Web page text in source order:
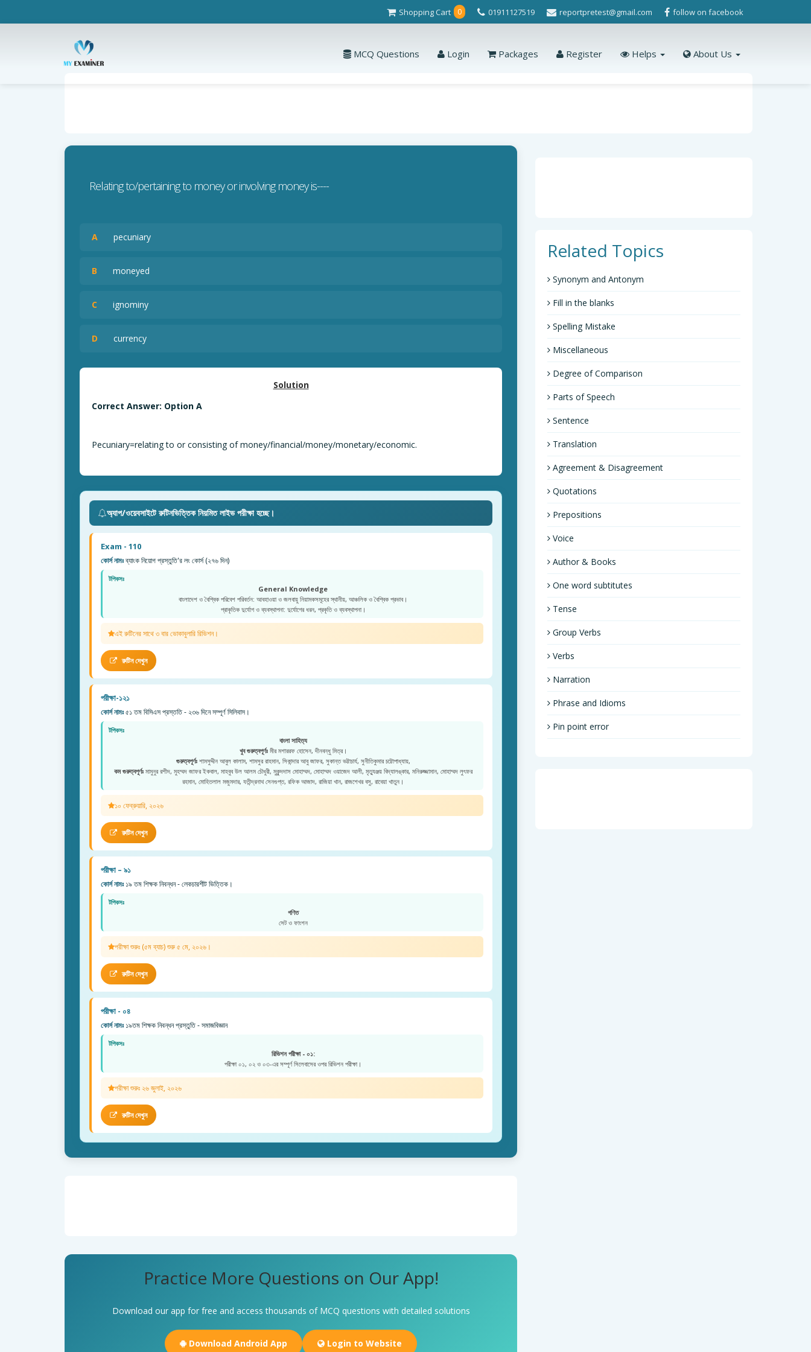
Shopping Cart 0 01911127519 reportpretest@gmail.com follow on facebook
MCQ Questions Login Packages Register Helps About Us
Relating to/pertaining to money or involving money is----
A pecuniary
B moneyed
C ignominy
D currency
Solution
Correct Answer: Option A
Pecuniary=relating to or consisting of money/financial/money/monetary/economic.
অ্যাপ/ওয়েবসাইটে রুটিনভিত্তিক নিয়মিত লাইভ পরীক্ষা হচ্ছে।
Exam - 110
কোর্স নামঃব্যাংক নিয়োগ প্রস্তুতি'র লং কোর্স (২৭৬ দিন)
টপিকসঃ
General Knowledge
বাংলাদেশ ও বৈশ্বিক পরিবেশ পরিবর্তন: আবহাওয়া ও জলবায়ু নিয়ামকসমূহের স্থানীয়, আঞ্চলিক ও বৈশ্বিক প্রভাব।
প্রাকৃতিক দুর্যোগ ও ব্যবস্থাপনা: দুর্যোগের ধরন, প্রকৃতি ও ব্যবস্থাপনা।
এই রুটিনের সাথে ৩ বার ভোকাবুলারি রিভিশন।
রুটিন দেখুন
পরীক্ষা-১২১
কোর্স নামঃ৫১ তম বিসিএস প্রস্ততি - ২৩৬ দিনে সম্পূর্ণ সিলিবাস।
টপিকসঃ
বাংলা সাহিত্য
খুব গুরুত্বপূর্ণঃমীর মশাররফ হোসেন, দীনবন্ধু মিত্র।
গুরুত্বপূর্ণঃশামসুদ্দীন আবুল কালাম, শামসুর রাহমান, সিকান্দার আবু জাফর, সুকান্ত ভট্টাচার্য, সুনীতিকুমার চট্টোপাধ্যায়,
কম গুরুত্বপূর্ণঃমামুনুর রশীদ, মুহম্মদ জাফর ইকবাল, মাহবুব উল আলম চৌধুরী, মুকুন্দদাস মোহাম্মদ, মোহাম্মদ ওয়াজেদ আলী, মৃত্যুঞ্জয় বিদ্যালঙ্কার, মনিরুজ্জামান, মোহাম্মদ লুৎফর
রহমান, মোহিতলাল মজুমদার, যতীন্দ্রনাথ সেনগুপ্ত, রফিক আজাদ, রাজিয়া খান, রাজশেখর বসু, রাবেয়া খাতুন।
১০ ফেব্রুয়ারি, ২০২৬
রুটিন দেখুন
পরীক্ষা – ৯১
কোর্স নামঃ১৯ তম শিক্ষক নিবন্ধন - লেকচারশীট ভিত্তিক।
টপিকসঃ
গণিত
সেট ও ফাংশন
পরীক্ষা শুরুঃ (৫ম ব্যাচ) শুরু ৫ মে, ২০২৬।
রুটিন দেখুন
পরীক্ষা - ০৪
কোর্স নামঃ১৯তম শিক্ষক নিবন্ধন প্রস্তুতি - সমাজবিজ্ঞান
টপিকসঃ
রিভিশন পরীক্ষা - ০১:
পরীক্ষা ০১, ০২ ও ০৩-এর সম্পূর্ণ সিলেবাসের ওপর রিভিশন পরীক্ষা।
পরীক্ষা শুরুঃ ২৬ জুলাই, ২০২৬
রুটিন দেখুন
Practice More Questions on Our App!
Download our app for free and access thousands of MCQ questions with detailed solutions
Download Android App Login to Website
Related Topics
Synonym and Antonym
Fill in the blanks
Spelling Mistake
Miscellaneous
Degree of Comparison
Parts of Speech
Sentence
Translation
Agreement & Disagreement
Quotations
Prepositions
Voice
Author & Books
One word subtitutes
Tense
Group Verbs
Verbs
Narration
Phrase and Idioms
Pin point error